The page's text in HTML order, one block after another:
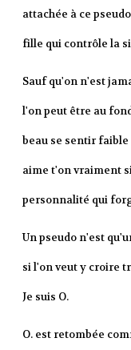
attachée à ce
fille qui contrôle la
Sauf qu'on n'est
l'on peut être au
beau se sentir faible
aime t'on vraiment
personnalité qui
Un pseudo n'est
si l'on veut y croire
Je suis O.
O. est retombée